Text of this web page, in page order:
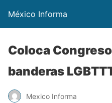
México Informa
Coloca
banderas
Mexico Informa